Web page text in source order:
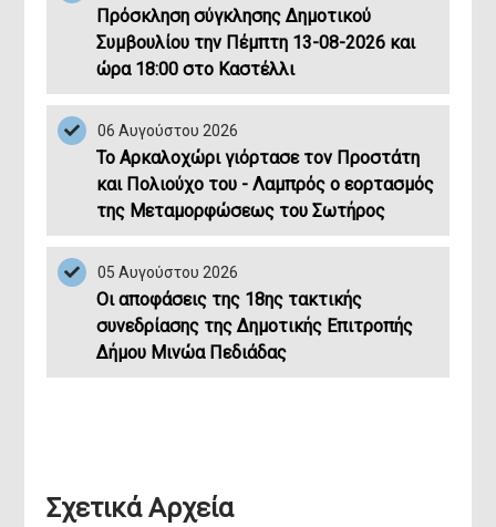
Πρόσκληση σύγκλησης Δημοτικού
Συμβουλίου την Πέμπτη 13-08-2026 και
ώρα 18:00 στο Καστέλλι
06 Αυγούστου 2026
Το Αρκαλοχώρι γιόρτασε τον Προστάτη
και Πολιούχο του - Λαμπρός ο εορτασμός
της Μεταμορφώσεως του Σωτήρος
05 Αυγούστου 2026
Οι αποφάσεις της 18ης τακτικής
συνεδρίασης της Δημοτικής Επιτροπής
Δήμου Μινώα Πεδιάδας
Σχετικά Αρχεία
394,24